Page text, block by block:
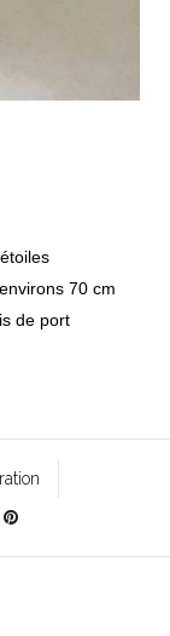
70 cm
de port